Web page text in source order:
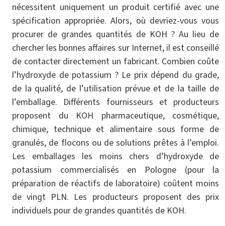
nécessitent uniquement un produit certifié avec une
spécification appropriée. Alors, où devriez-vous vous
procurer de grandes quantités de KOH ? Au lieu de
chercher les bonnes affaires sur Internet, il est conseillé
de contacter directement un fabricant. Combien coûte
l’hydroxyde de potassium ? Le prix dépend du grade,
de la qualité, de l’utilisation prévue et de la taille de
l’emballage. Différents fournisseurs et producteurs
proposent du KOH pharmaceutique, cosmétique,
chimique, technique et alimentaire sous forme de
granulés, de flocons ou de solutions prêtes à l’emploi.
Les emballages les moins chers d’hydroxyde de
potassium commercialisés en Pologne (pour la
préparation de réactifs de laboratoire) coûtent moins
de vingt PLN. Les producteurs proposent des prix
individuels pour de grandes quantités de KOH.